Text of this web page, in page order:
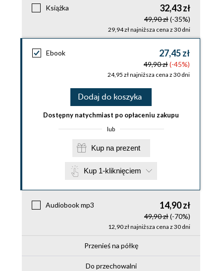
Książka 32,43 zł
49,90 zł(-35%)
29,94 zł najniższa cena z 30 dni
Ebook 27,45 zł
49,90 zł(-45%)
24,95 zł najniższa cena z 30 dni
Dodaj do koszyka
Dostępny natychmiast po opłaceniu zakupu
lub
Kup na prezent
Kup 1-kliknięciem
Audiobook mp3 14,90 zł
49,90 zł(-70%)
12,90 zł najniższa cena z 30 dni
Przenieś na półkę
Do przechowalni